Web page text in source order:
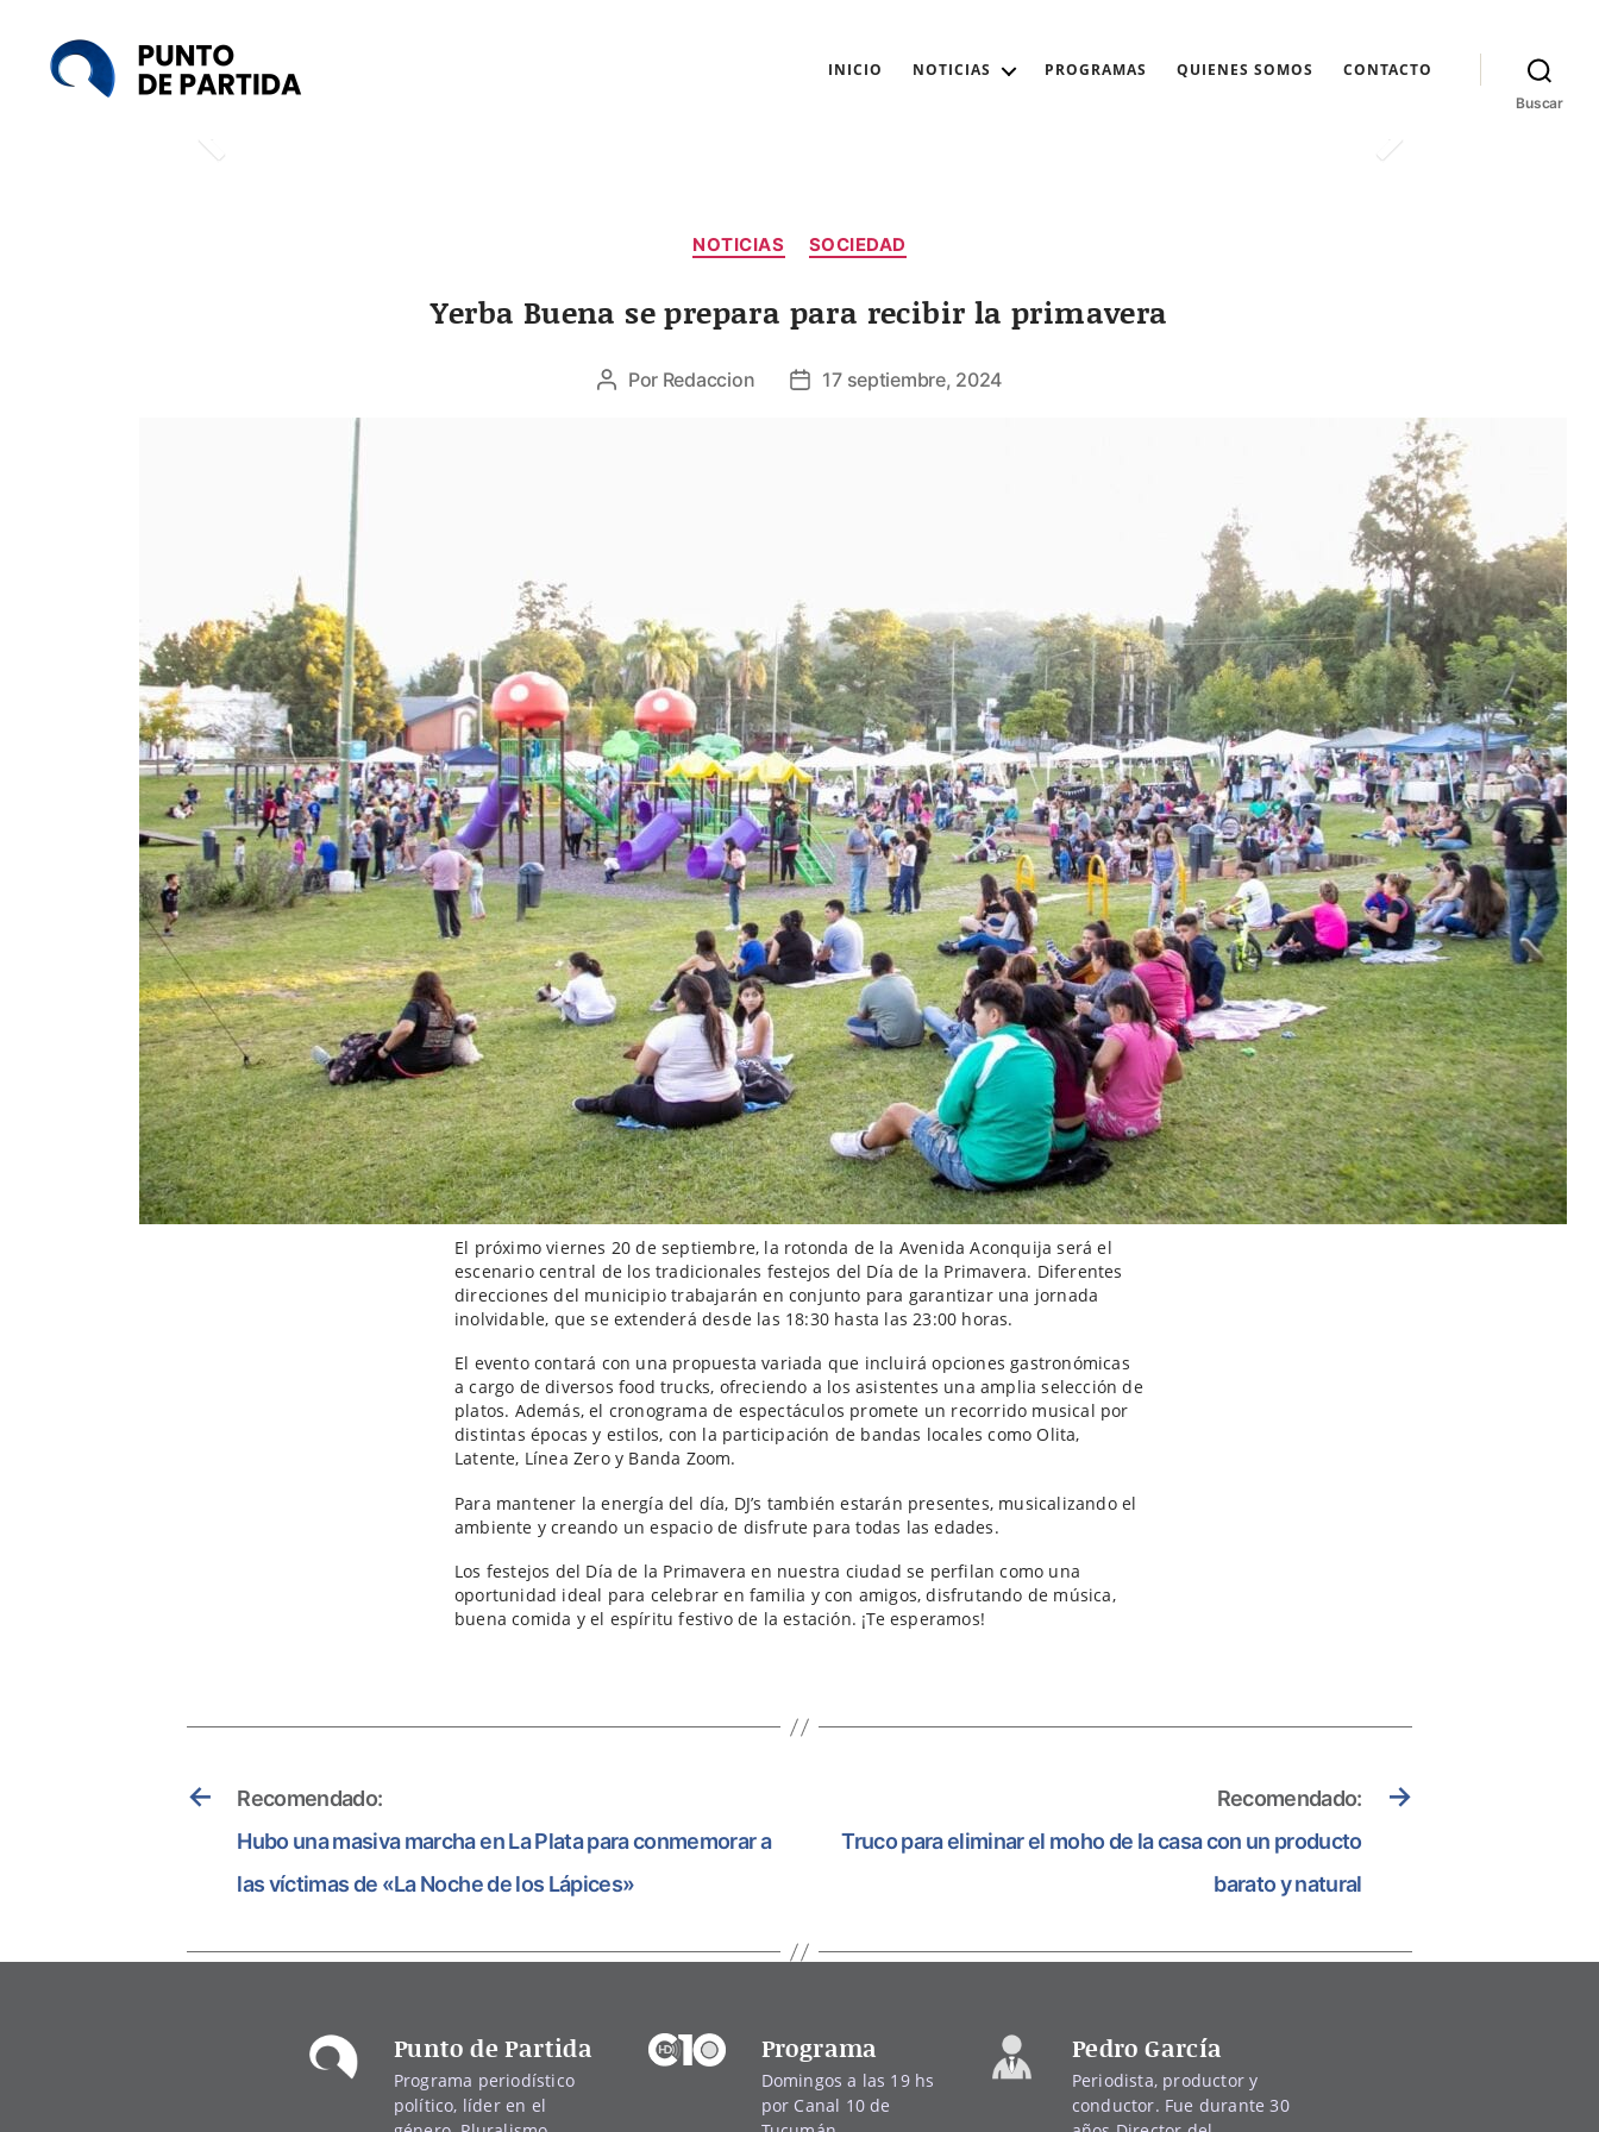
INICIO NOTICIAS PROGRAMAS QUIENES SOMOS CONTACTO
Buscar
NOTICIAS SOCIEDAD
Yerba Buena se prepara para recibir la primavera
Autor
Por Redaccion
Fecha17 septiembre, 2024
El próximo viernes 20 de septiembre, la rotonda de la Avenida Aconquija será el
escenario central de los tradicionales festejos del Día de la Primavera. Diferentes
direcciones del municipio trabajarán en conjunto para garantizar una jornada
inolvidable, que se extenderá desde las 18:30 hasta las 23:00 horas.
El evento contará con una propuesta variada que incluirá opciones gastronómicas
a cargo de diversos food trucks, ofreciendo a los asistentes una amplia selección de
platos. Además, el cronograma de espectáculos promete un recorrido musical por
distintas épocas y estilos, con la participación de bandas locales como Olita,
Latente, Línea Zero y Banda Zoom.
Para mantener la energía del día, DJ’s también estarán presentes, musicalizando el
ambiente y creando un espacio de disfrute para todas las edades.
Los festejos del Día de la Primavera en nuestra ciudad se perfilan como una
oportunidad ideal para celebrar en familia y con amigos, disfrutando de música,
buena comida y el espíritu festivo de la estación. ¡Te esperamos!
←
Recomendado:
Hubo una masiva marcha en La Plata para conmemorar a
las víctimas de «La Noche de los Lápices»
→
Recomendado:
Truco para eliminar el moho de la casa con un producto
barato y natural
Punto de Partida
Programa periodístico
político, líder en el
Programa
Domingos a las 19 hs
por Canal 10 de
Pedro García
Periodista, productor y
conductor. Fue durante 30